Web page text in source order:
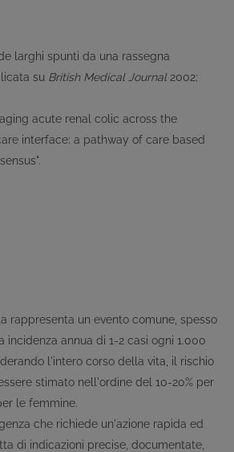
larghi spunti da una rassegna
su British Medical Journal2002;
acute renal colic across the
interface: a pathway of care based
rappresenta un evento comune, spesso
incidenza annua di 1-2 casi ogni 1.000
l'intero corso della vita, il rischio
stimato nell'ordine del 10-20% per
le femmine.
che richiede un'azione rapida ed
di indicazioni precise, documentate,